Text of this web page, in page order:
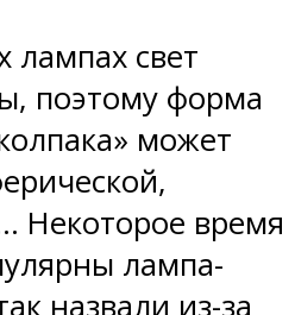
лампах свет
поэтому форма
может
Некоторое время
лампа-
назвали из-за